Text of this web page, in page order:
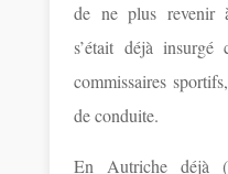
de ne plus revenir
s’était déjà
commissaires
de conduite.
En Autriche déjà